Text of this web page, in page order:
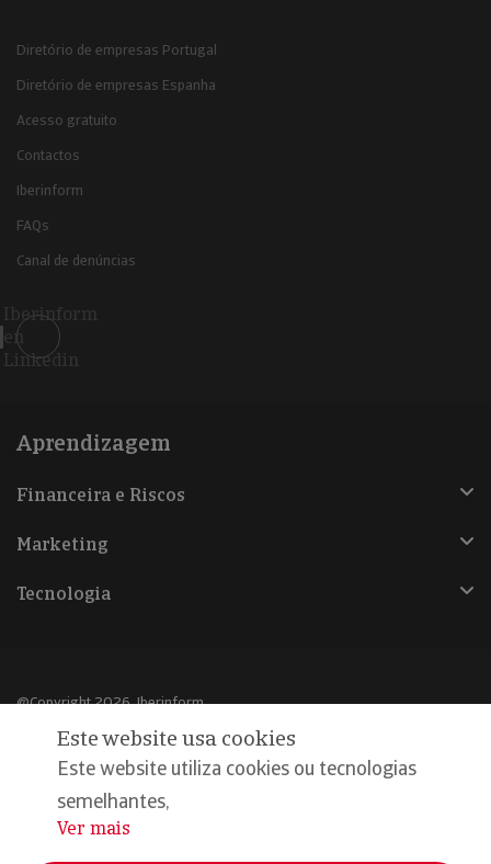
Diretório de empresas Portugal
Diretório de empresas Espanha
Acesso gratuito
Contactos
Iberinform
FAQs
Canal de denúncias
Iberinform
en
Linkedin
Aprendizagem
Financeira e Riscos
Marketing
Tecnologia
@Copyright 2026, Iberinform
Política de cookies
Declaração de privacidade
Este website usa cookies
Este website utiliza cookies ou tecnologias
semelhantes,
...
Ver mais